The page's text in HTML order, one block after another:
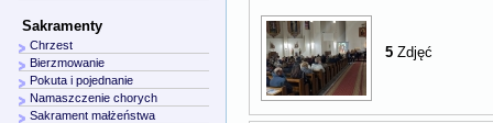
5 Zdjęć
Sakramenty
Chrzest
Bierzmowanie
Pokuta i pojednanie
Namaszczenie chorych
Sakrament małżeństwa